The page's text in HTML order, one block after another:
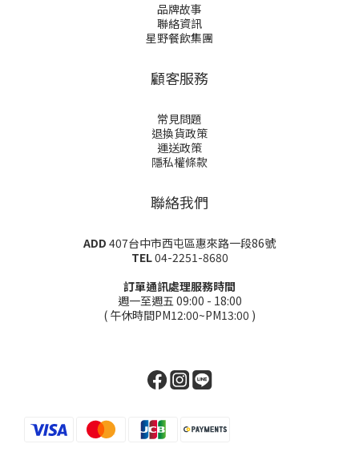
品牌故事
聯絡資訊
星野餐飲集團
顧客服務
常見問題
退換貨政策
運送政策
隱私權條款
聯絡我們
ADD 407台中市西屯區惠來路一段86號
TEL04-2251-8680
訂單通訊處理服務時間
週一至週五 09:00 - 18:00
( 午休時間PM12:00~PM13:00 )